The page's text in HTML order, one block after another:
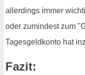
allerdings immer
oder zumindest zum
Tagesgeldkonto hat
Fazit: